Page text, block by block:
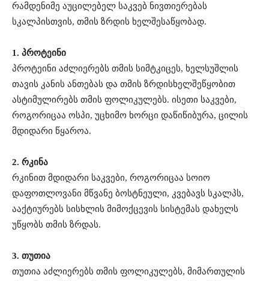
რამდენიმე აუცილებელ საკვებ ნივთიერებას
სკალპისთვის, თმის ზრდის ხელშესაწყობად.
1. პროტეინი
პროტეინი აძლიერებს თმის სიმტკიცეს, ხელსუშლის
თავის კანის ანთებას და თმის ზრდისხელშეწყობით
ასტიმულირებს თმის ფოლიკულებს. ისეთი საკვები,
როგორიცაა ოსპი, უცხიმო ხორცი დაწიწიბურა, ცილის
მდიდარი წყაროა.
2. რკინა
რკინით მდიდარი საკვები, როგორიცაა სოიო
დაფოთლოვანი მწვანე ბოსტნეული, კვებავს სკალპს,
ააქტიურებს სისხლის მიმოქცევის სისტემას დახელს
უწყობს თმის ზრდას.
3. თუთია
თუთია აძლიერებს თმის ფოლიკულებს, მიმართულის